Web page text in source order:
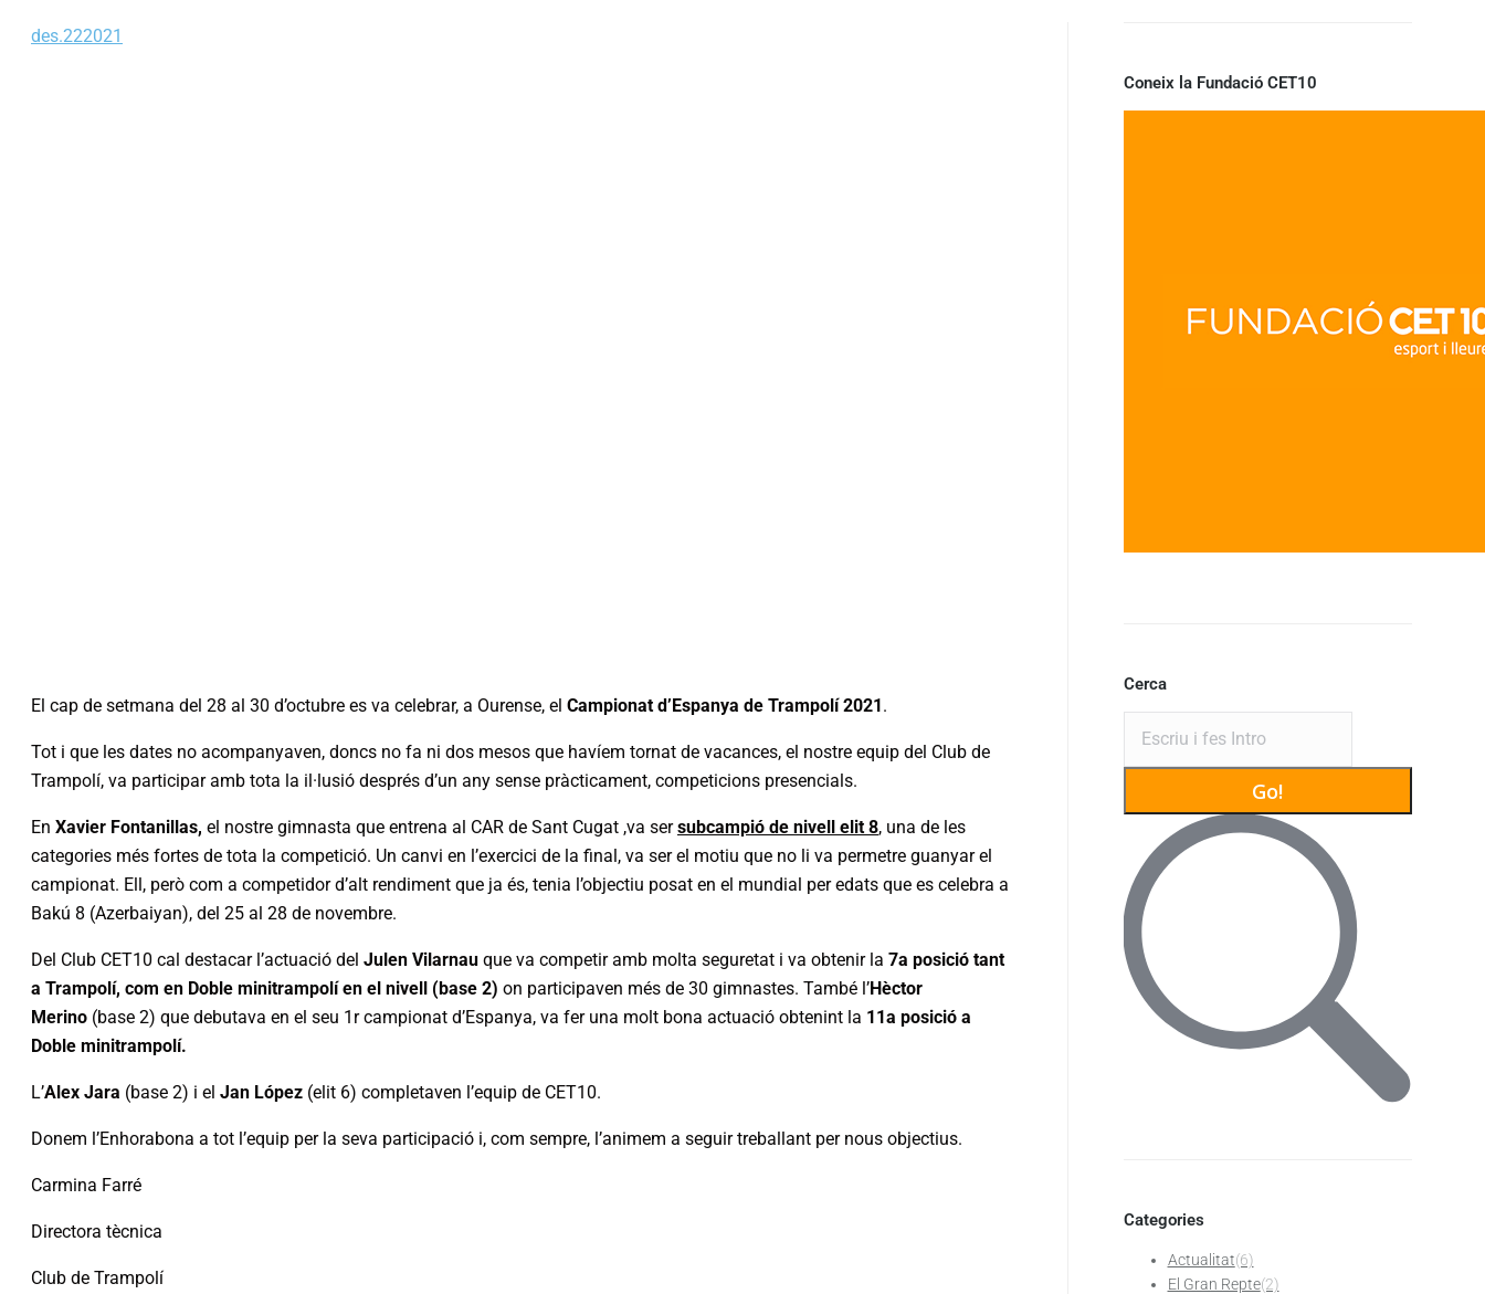
des.222021
El cap de setmana del 28 al 30 d’octubre es va celebrar, a Ourense, el Campionat d’Espanya de Trampolí 2021.
Tot i que les dates no acompanyaven, doncs no fa ni dos mesos que havíem tornat de vacances, el nostre equip del Club de
Trampolí, va participar amb tota la il·lusió després d’un any sense pràcticament, competicions presencials.
En Xavier Fontanillas, el nostre gimnasta que entrena al CAR de Sant Cugat ,va sersubcampió de nivell elit 8, una de les
categories més fortes de tota la competició. Un canvi en l’exercici de la final, va ser el motiu que no li va permetre guanyar el
campionat. Ell, però com a competidor d’alt rendiment que ja és, tenia l’objectiu posat en el mundial per edats que es celebra a
Bakú 8 (Azerbaiyan), del 25 al 28 de novembre.
Del Club CET10 cal destacar l’actuació del Julen Vilarnau que va competir amb molta seguretat i va obtenir la 7a posició tant
a Trampolí, com en Doble minitrampolí en el nivell (base 2) on participaven més de 30 gimnastes. També l’Hèctor
Merino (base 2) que debutava en el seu 1r campionat d’Espanya, va fer una molt bona actuació obtenint la 11a posició a
Doble minitrampolí.
L’Alex Jara (base 2) i el Jan López (elit 6) completaven l’equip de CET10.
Donem l’Enhorabona a tot l’equip per la seva participació i, com sempre, l’animem a seguir treballant per nous objectius.
Carmina Farré
Directora tècnica
Club de Trampolí
Coneix la Fundació CET10
Cerca
Categories
Actualitat(6)
El Gran Repte(2)